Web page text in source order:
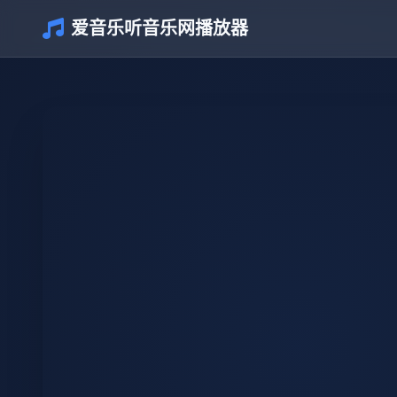
爱音乐听音乐网播放器
介绍